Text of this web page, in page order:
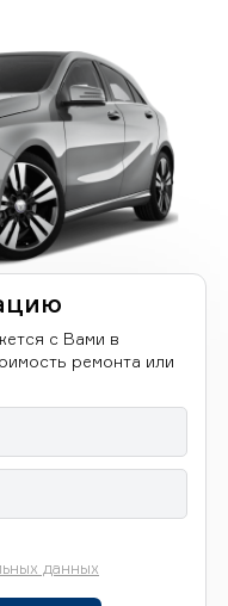
с Вами в
ремонта или
данных